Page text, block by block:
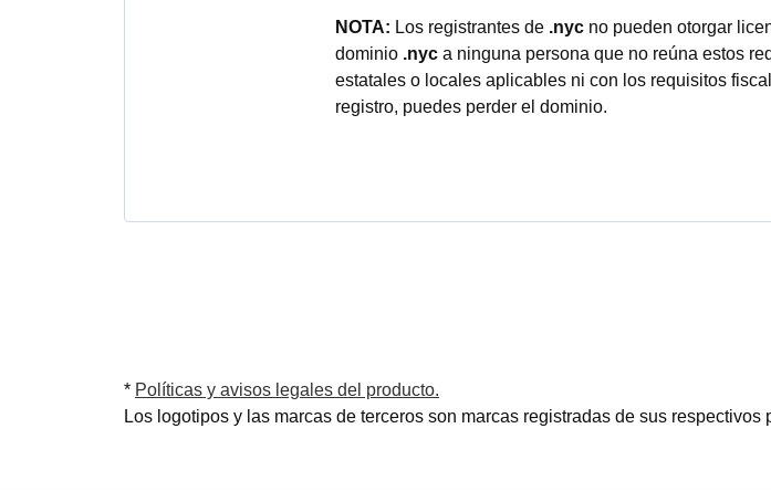
NOTA: Los registrantes de .nycno pueden otorgar
dominio .nyca ninguna persona que no reúna estos
estatales o locales aplicables ni con los requisitos
registro, puedes perder el dominio.
* Políticas y avisos legales del producto.
Los logotipos y las marcas de terceros son marcas registradas de sus